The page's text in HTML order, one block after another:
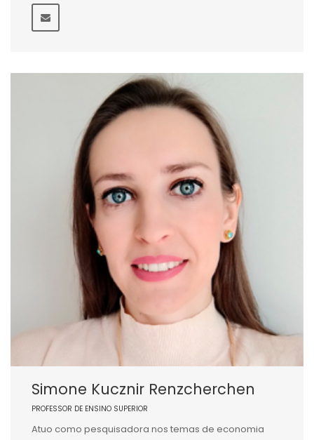
Simone Kucznir Renzcherchen
PROFESSOR DE ENSINO SUPERIOR
Atuo como pesquisadora nos temas de economia